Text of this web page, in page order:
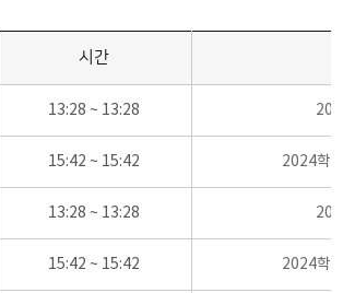
시간
13:28 ~ 13:28
15:42 ~ 15:42 2024학
13:28 ~ 13:28
15:42 ~ 15:42 2024학